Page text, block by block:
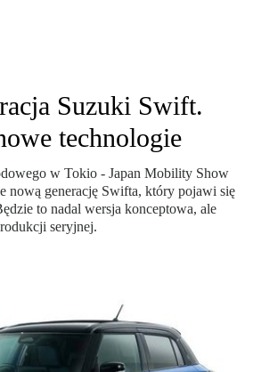
Suzuki Swift.
technologie
w Tokio - Japan Mobility Show
nową generację Swifta, który pojawi się
to nadal wersja konceptowa, ale
seryjnej.